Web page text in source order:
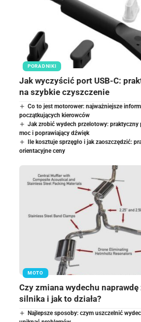
PORADNIKI
Jak wyczyścić port USB-C:
na szybkie czyszczenie
Co to jest motorower: najważniejsze
początkujących kierowców
Jak zrobić wydech przelotowy: praktyczny
moc i poprawiający dźwięk
Ile kosztuje sprzęgło i jak zaoszczędzić:
orientacyjne ceny
MOTO
Czy zmiana wydechu
silnika i jak to działa?
Najlepsze sposoby: czym uszczelnić